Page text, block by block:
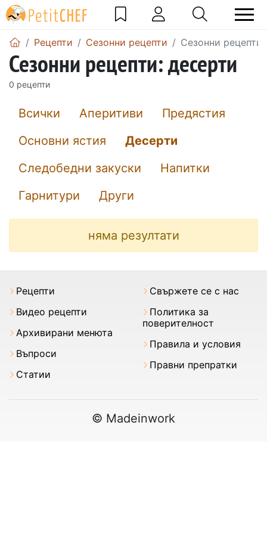
Рецепти Сезонни рецепти Сезонни
Сезонни рецепти: десерти
0 рецепти
Всички Аперитиви
Предястия
Основни ястия
Десерти
Следобедни закуски
Напитки
Гарнитури
Други
няма резултати
Рецепти
Видео рецепти
Архивирани менюта
Въпроси
Статии
Свържете се с нас
Политика за
поверителност
Правила и условия
Правни препратки
© Madeinwork